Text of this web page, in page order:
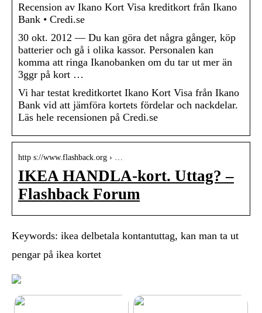
Recension av Ikano Kort Visa kreditkort från Ikano
Bank • Credi.se
30 okt. 2012 — Du kan göra det några gånger, köp
batterier och gå i olika kassor. Personalen kan
komma att ringa Ikanobanken om du tar ut mer än
3ggr på kort …
Vi har testat kreditkortet Ikano Kort Visa från Ikano
Bank vid att jämföra kortets fördelar och nackdelar.
Läs hele recensionen på Credi.se
http s://www.flashback.org › …
IKEA HANDLA-kort. Uttag? –
Flashback Forum
Keywords: ikea delbetala kontantuttag, kan man ta ut
pengar på ikea kortet